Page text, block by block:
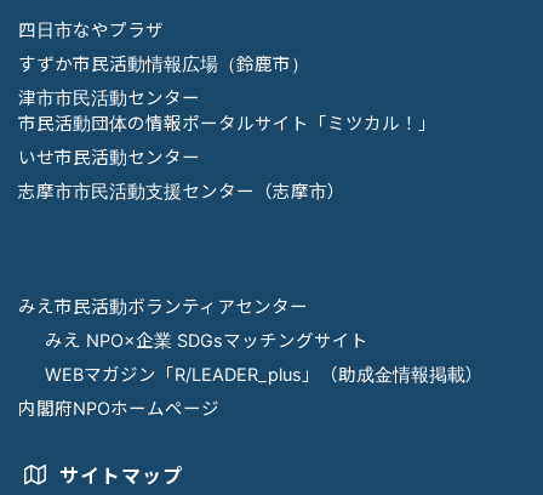
四日市なやプラザ
すずか市民活動情報広場（鈴鹿市）
津市市民活動センター
市民活動団体の情報ポータルサイト「ミツカル！」
いせ市民活動センター
志摩市市民活動支援センター（志摩市）
みえ市民活動ボランティアセンター
みえ NPO×企業 SDGsマッチングサイト
WEBマガジン「R/LEADER_plus」（助成金情報掲載）
内閣府NPOホームページ
サイトマップ